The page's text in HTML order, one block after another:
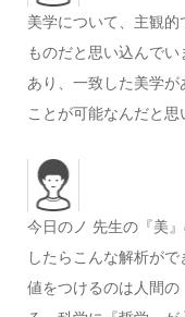
美学について、主観
ものだと思い込んで
あり、一致した美学
ことが可能なんだと思
今日のノ 先生の『美
したらこんな解析が
値をつけるのは人間の